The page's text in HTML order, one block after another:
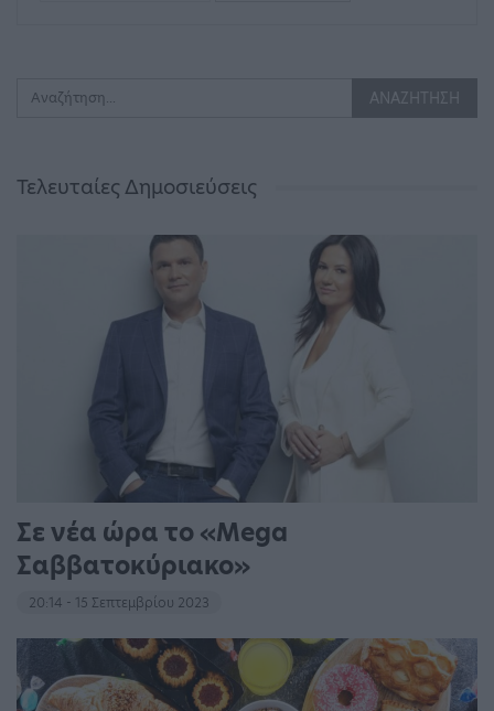
Τελευταίες Δημοσιεύσεις
Σε νέα ώρα το «Mega
Σαββατοκύριακο»
20:14 - 15 Σεπτεμβρίου 2023